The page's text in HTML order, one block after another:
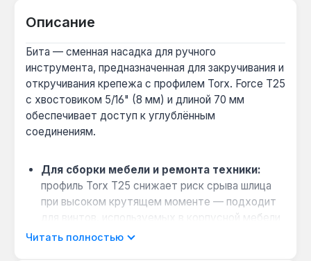
Описание
Бита — сменная насадка для ручного
инструмента, предназначенная для закручивания и
откручивания крепежа с профилем Torx. Force T25
с хвостовиком 5/16" (8 мм) и длиной 70 мм
обеспечивает доступ к углублённым
соединениям.
Для сборки мебели и ремонта техники:
профиль Torx T25 снижает риск срыва шлица
при высоком крутящем моменте — подходит
для винтов, используемых в корпусной мебели
и бытовой технике.
Читать полностью